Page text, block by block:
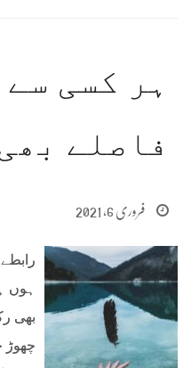
ہر کسی
فاصلے
فروری 6, 2021
ہوں
بھی
چھوڑ